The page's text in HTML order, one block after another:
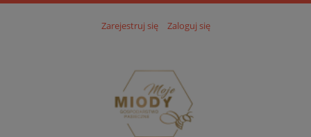
Zarejestruj się Zaloguj się